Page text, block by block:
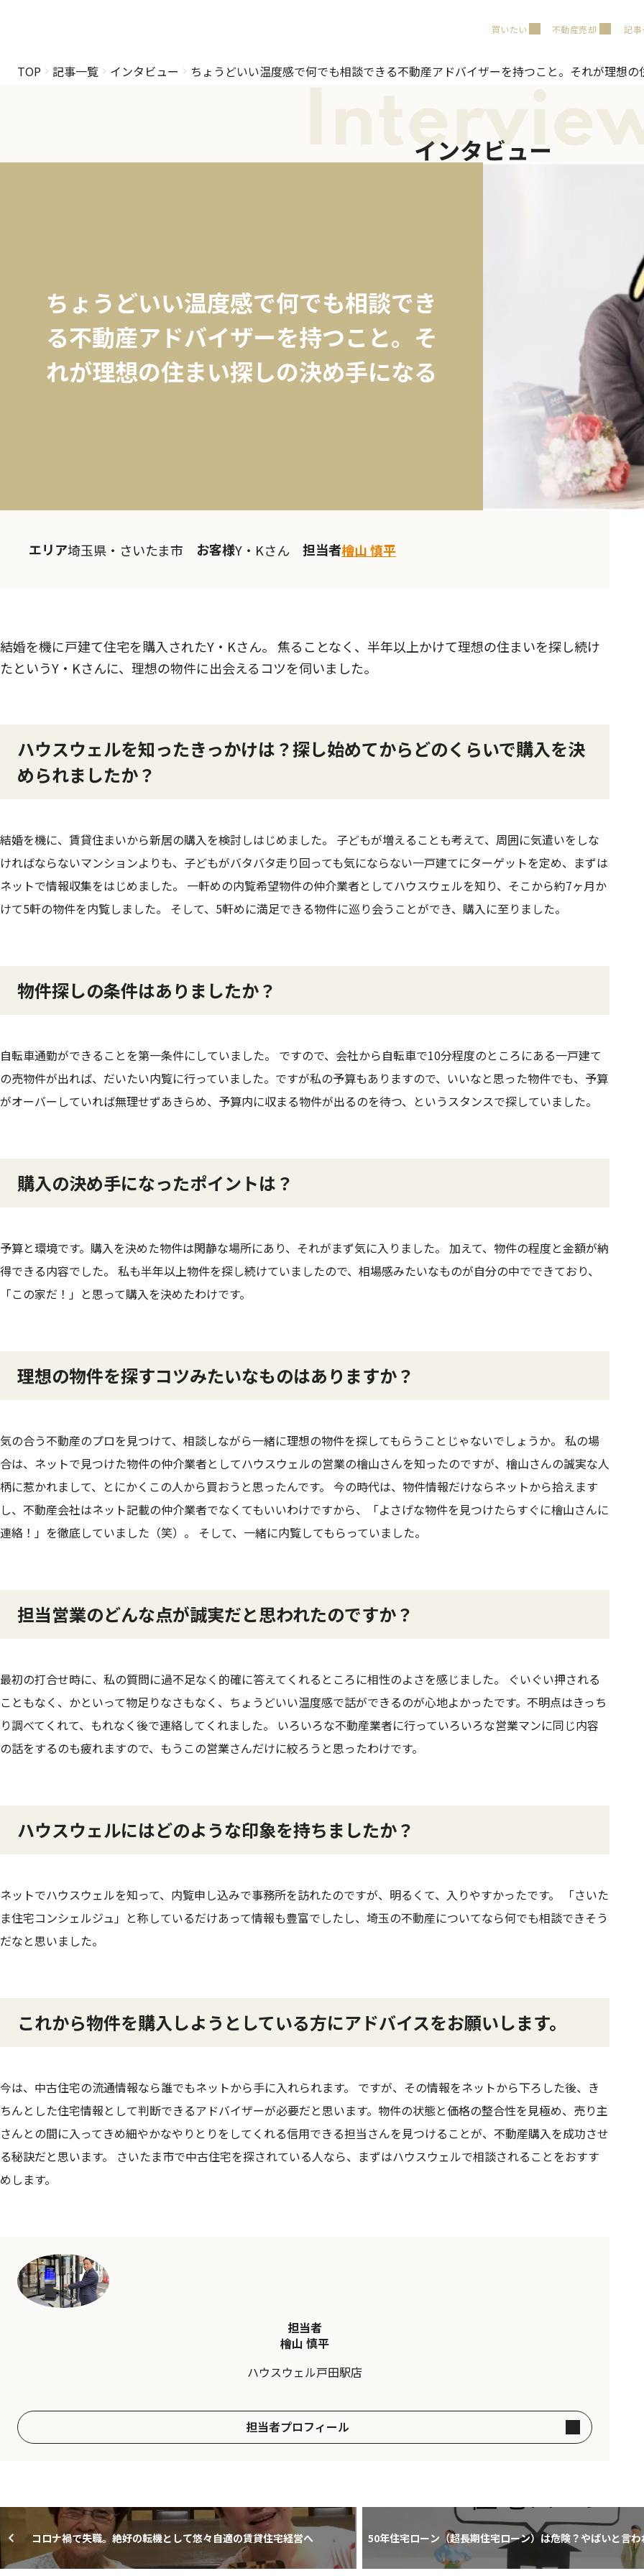
買いたい 不動産売却 記
TOP 記事一覧 インタビュー ちょうどいい温度感で何でも相談できる不動産アドバイザーを持つこと。それが理想
インタビュー
ちょうどいい温度感で何でも相談でき
る不動産アドバイザーを持つこと。そ
れが理想の住まい探しの決め手になる
エリア埼玉県・さいたま市 お客様Y・Kさん 担当者檜山 慎平
結婚を機に戸建て住宅を購入されたY・Kさん。 焦ることなく、半年以上かけて理想の住まいを探し続け
たというY・Kさんに、理想の物件に出会えるコツを伺いました。
ハウスウェルを知ったきっかけは？探し始めてからどのくらいで購入を決
められましたか？
結婚を機に、賃貸住まいから新居の購入を検討しはじめました。 子どもが増えることも考えて、周囲に気遣いをしな
ければならないマンションよりも、子どもがバタバタ走り回っても気にならない一戸建てにターゲットを定め、まずは
ネットで情報収集をはじめました。 一軒めの内覧希望物件の仲介業者としてハウスウェルを知り、そこから約7ヶ月か
けて5軒の物件を内覧しました。 そして、5軒めに満足できる物件に巡り会うことができ、購入に至りました。
物件探しの条件はありましたか？
自転車通勤ができることを第一条件にしていました。 ですので、会社から自転車で10分程度のところにある一戸建て
の売物件が出れば、だいたい内覧に行っていました。ですが私の予算もありますので、いいなと思った物件でも、予算
がオーバーしていれば無理せずあきらめ、予算内に収まる物件が出るのを待つ、というスタンスで探していました。
購入の決め手になったポイントは？
予算と環境です。購入を決めた物件は閑静な場所にあり、それがまず気に入りました。 加えて、物件の程度と金額が納
得できる内容でした。 私も半年以上物件を探し続けていましたので、相場感みたいなものが自分の中でできており、
「この家だ！」と思って購入を決めたわけです。
理想の物件を探すコツみたいなものはありますか？
気の合う不動産のプロを見つけて、相談しながら一緒に理想の物件を探してもらうことじゃないでしょうか。 私の場
合は、ネットで見つけた物件の仲介業者としてハウスウェルの営業の檜山さんを知ったのですが、檜山さんの誠実な人
柄に惹かれまして、とにかくこの人から買おうと思ったんです。 今の時代は、物件情報だけならネットから拾えます
し、不動産会社はネット記載の仲介業者でなくてもいいわけですから、「よさげな物件を見つけたらすぐに檜山さんに
連絡！」を徹底していました（笑）。 そして、一緒に内覧してもらっていました。
担当営業のどんな点が誠実だと思われたのですか？
最初の打合せ時に、私の質問に過不足なく的確に答えてくれるところに相性のよさを感じました。 ぐいぐい押される
こともなく、かといって物足りなさもなく、ちょうどいい温度感で話ができるのが心地よかったです。不明点はきっち
り調べてくれて、もれなく後で連絡してくれました。 いろいろな不動産業者に行っていろいろな営業マンに同じ内容
の話をするのも疲れますので、もうこの営業さんだけに絞ろうと思ったわけです。
ハウスウェルにはどのような印象を持ちましたか？
ネットでハウスウェルを知って、内覧申し込みで事務所を訪れたのですが、明るくて、入りやすかったです。 「さいた
ま住宅コンシェルジュ」と称しているだけあって情報も豊富でしたし、埼玉の不動産についてなら何でも相談できそう
だなと思いました。
これから物件を購入しようとしている方にアドバイスをお願いします。
今は、中古住宅の流通情報なら誰でもネットから手に入れられます。 ですが、その情報をネットから下ろした後、き
ちんとした住宅情報として判断できるアドバイザーが必要だと思います。物件の状態と価格の整合性を見極め、売り主
さんとの間に入ってきめ細やかなやりとりをしてくれる信用できる担当さんを見つけることが、不動産購入を成功させ
る秘訣だと思います。 さいたま市で中古住宅を探されている人なら、まずはハウスウェルで相談されることをおすす
めします。
担当者
檜山 慎平
ハウスウェル戸田駅店
担当者プロフィール
コロナ禍で失職。絶好の転機として悠々自適の賃貸住宅経営へ
50年住宅ローン（超長期住宅ローン）は危険？やばいと言
とメリット・デメリット